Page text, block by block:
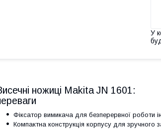
У
ножиці Makita JN 1601:
Фіксатор вимикача для безперервної роботи
Компактна конструкція корпусу для зручного